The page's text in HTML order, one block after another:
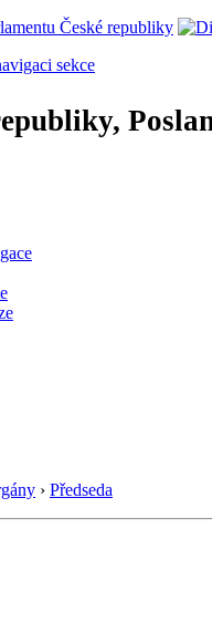
sekce
› Předseda